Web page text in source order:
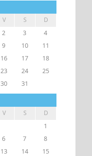
V S
D
2 3
4
9 10
11
16 17
18
23 24
25
30
31
V S
D
1
6 7
8
13 14
15